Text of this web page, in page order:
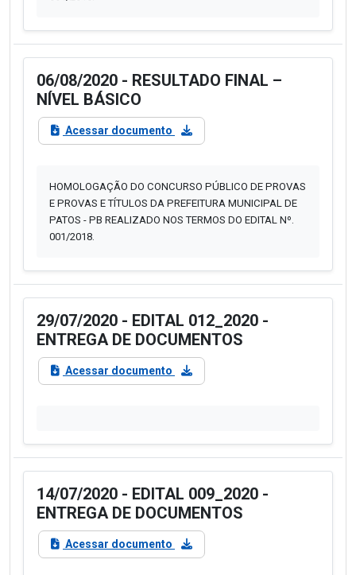
06/08/2020 - RESULTADO FINAL –
NÍVEL BÁSICO
Acessar documento
HOMOLOGAÇÃO DO CONCURSO PÚBLICO DE PROVAS
E PROVAS E TÍTULOS DA PREFEITURA MUNICIPAL DE
PATOS - PB REALIZADO NOS TERMOS DO EDITAL Nº.
001/2018.
29/07/2020 - EDITAL 012_2020 -
ENTREGA DE DOCUMENTOS
Acessar documento
14/07/2020 - EDITAL 009_2020 -
ENTREGA DE DOCUMENTOS
Acessar documento